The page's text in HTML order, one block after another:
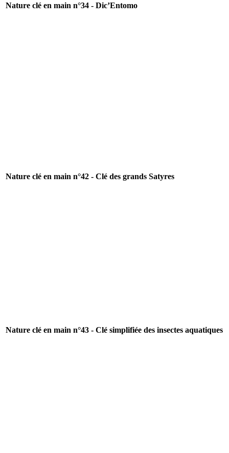
Nature clé en main n°34 - Dic’Entomo
Nature clé en main n°42 - Clé des grands Satyres
Nature clé en main n°43 - Clé simplifiée des insectes aquatiques